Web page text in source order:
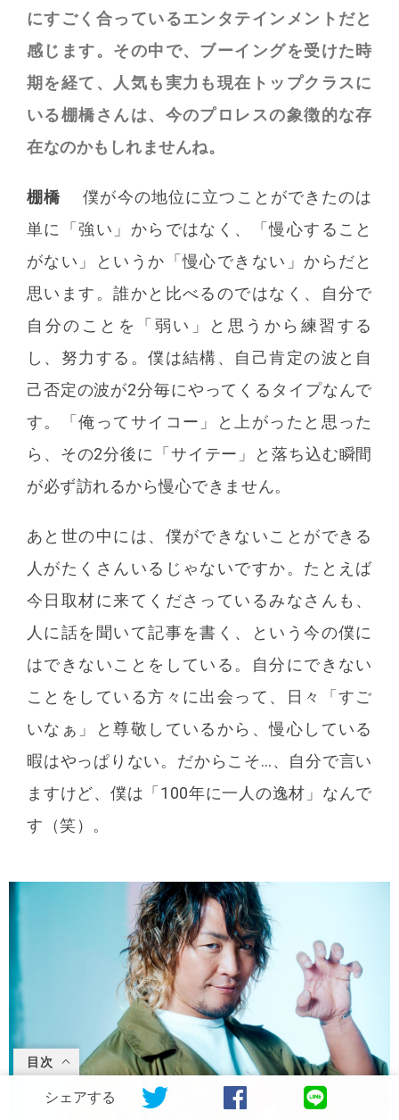
目次
にすごく合っているエンタテインメントだと
感じます。その中で、ブーイングを受けた時
期を経て、人気も実力も現在トップクラスに
いる棚橋さんは、今のプロレスの象徴的な存
在なのかもしれませんね。
棚橋
僕が今の地位に立つことができたのは
単に「強い」からではなく、「慢心すること
がない」というか「慢心できない」からだと
思います。誰かと比べるのではなく、自分で
自分のことを「弱い」と思うから練習する
し、努力する。僕は結構、自己肯定の波と自
己否定の波が2分毎にやってくるタイプなんで
す。「俺ってサイコー」と上がったと思った
ら、その2分後に「サイテー」と落ち込む瞬間
が必ず訪れるから慢心できません。
あと世の中には、僕ができないことができる
人がたくさんいるじゃないですか。たとえば
今日取材に来てくださっているみなさんも、
人に話を聞いて記事を書く、という今の僕に
はできないことをしている。自分にできない
ことをしている方々に出会って、日々「すご
いなぁ」と尊敬しているから、慢心している
暇はやっぱりない。だからこそ…、自分で言い
ますけど、僕は「100年に一人の逸材」なんで
す（笑）。
シェアする